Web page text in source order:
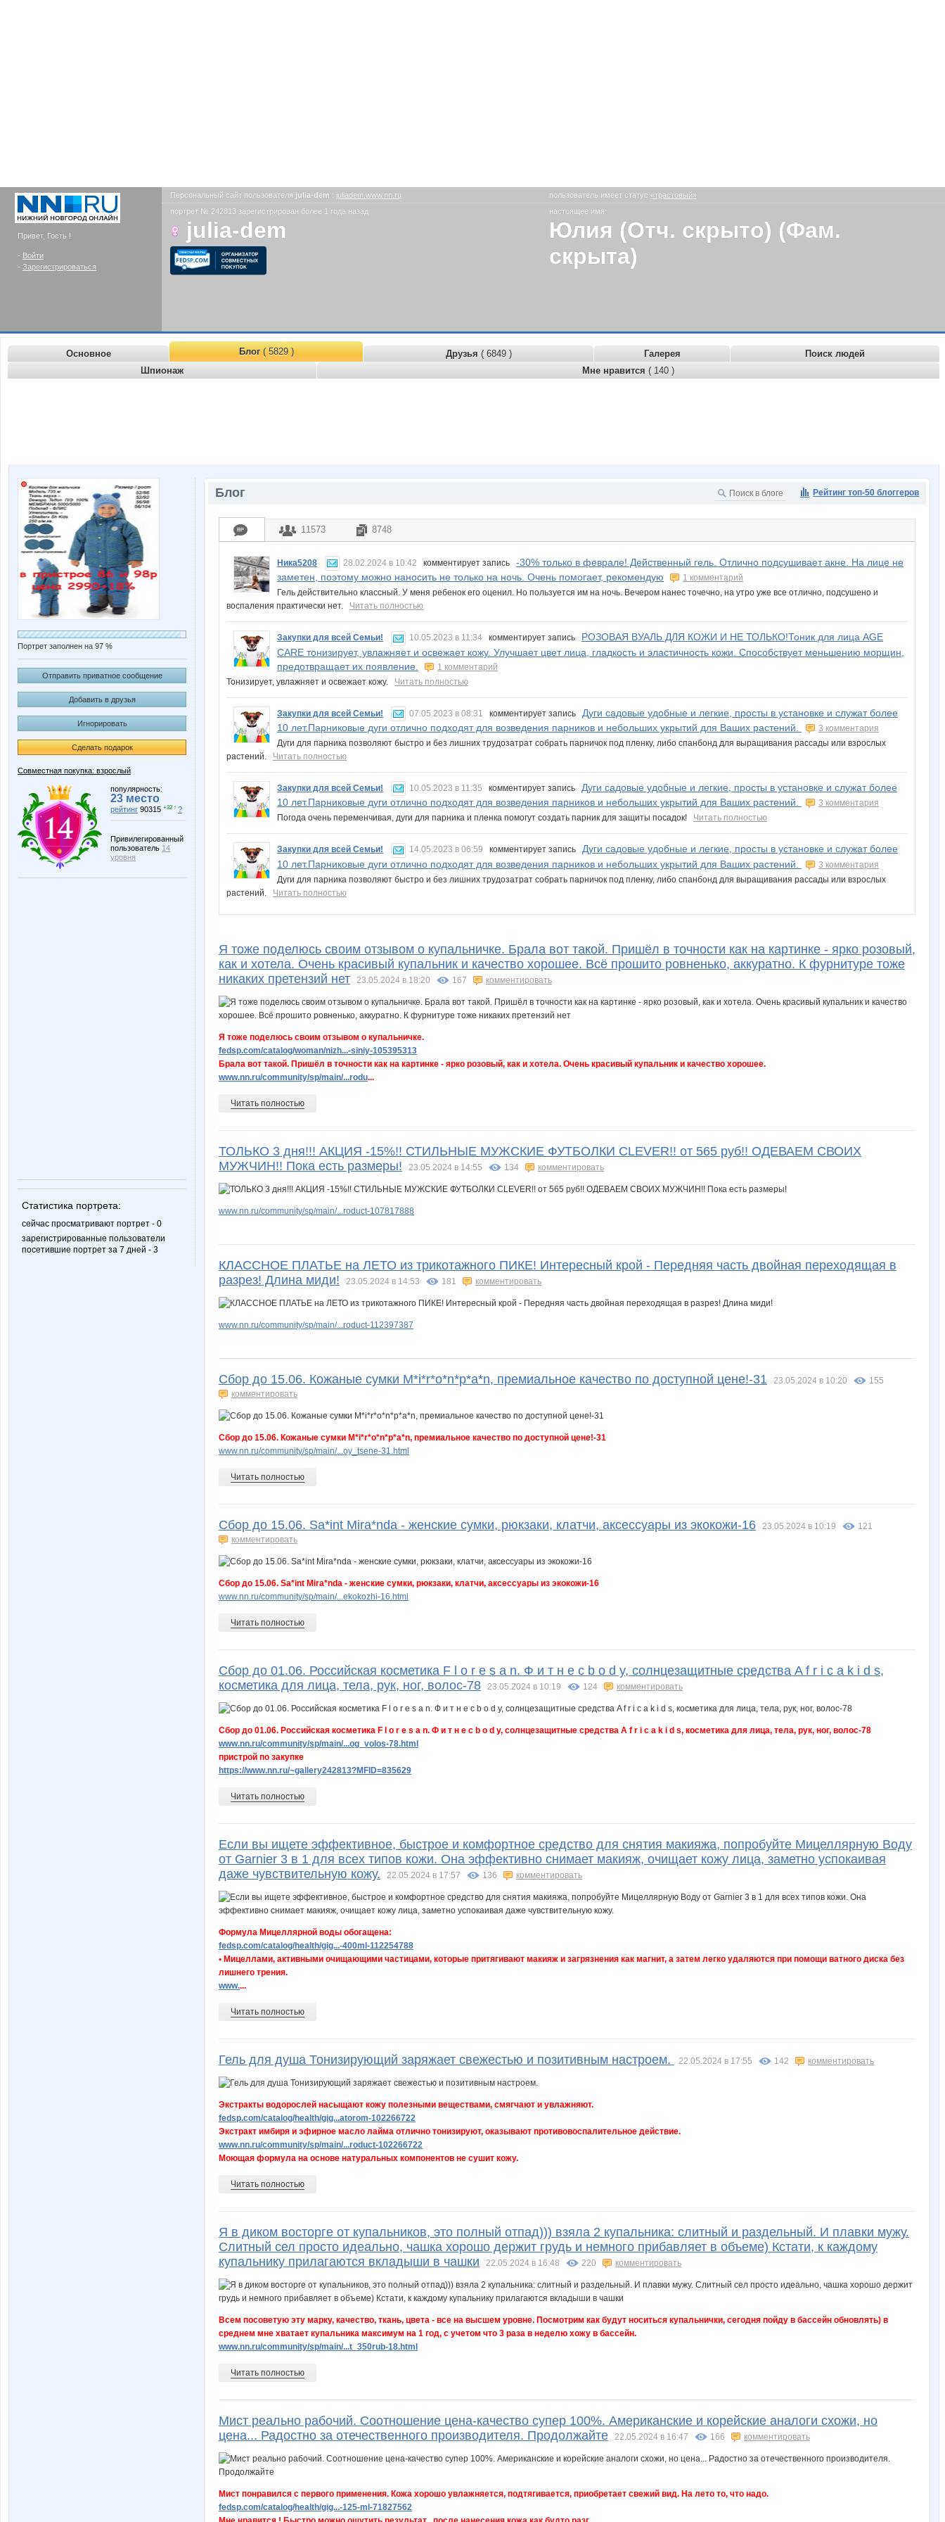
Привет, Гость !
- Войти
- Зарегистрироваться
Персональный сайт пользователя julia-dem : juliadem.www.nn.ru пользователь имеет статус «трастовый»
портрет № 242813 зарегистрирован более 1 года назад
julia-dem
настоящее имя:
Юлия (Отч. скрыто) (Фам.
скрыта)
Основное Блог( 5829 ) Друзья ( 6849 ) Галерея
Поиск людей
Шпионаж
Мне нравится ( 140 )
Портрет заполнен на 97 %
Отправить приватное сообщение
Добавить в друзья
Игнорировать
Сделать подарок
Совместная покупка: взрослый
популярность:
23 место
рейтинг 90315 +32 ↑ ?
Привилегированный
пользователь 14
уровня
Статистика портрета:
сейчас просматривают портрет - 0
зарегистрированные пользователи
посетившие портрет за 7 дней - 3
Рейтинг топ-50 блоггеров
Блог
11573 8748
Ника5208 28.02.2024 в 10:42 комментирует запись -30% только в феврале! Действенный гель. Отлично подсушивает акне. На лице не
заметен, поэтому можно наносить не только на ночь. Очень помогает, рекомендую
1 комментарий
Гель действительно классный. У меня ребенок его оценил. Но пользуется им на ночь. Вечером нанес точечно, на утро уже все отлично, подсушено и
воспаления практически нет. Читать полностью
Закупки для всей Семьи! 10.05.2023 в 11:34 комментирует запись РОЗОВАЯ ВУАЛЬ ДЛЯ КОЖИ И НЕ ТОЛЬКО!Тоник для лица AGE
CARE тонизирует, увлажняет и освежает кожу. Улучшает цвет лица, гладкость и эластичность кожи. Способствует меньшению морщин,
предотвращает их появление.
1 комментарий
Тонизирует, увлажняет и освежает кожу. Читать полностью
Закупки для всей Семьи! 07.05.2023 в 08:31 комментирует запись Дуги садовые удобные и легкие, просты в установке и служат более
10 лет.Парниковые дуги отлично подходят для возведения парников и небольших укрытий для Ваших растений.
3 комментария
Дуги для парника позволяют быстро и без лишних трудозатрат собрать парничок под пленку, либо спанбонд для выращивания рассады или взрослых
растений. Читать полностью
Закупки для всей Семьи! 10.05.2023 в 11:35 комментирует запись Дуги садовые удобные и легкие, просты в установке и служат более
10 лет.Парниковые дуги отлично подходят для возведения парников и небольших укрытий для Ваших растений.
3 комментария
Погода очень переменчивая, дуги для парника и пленка помогут создать парник для защиты посадок! Читать полностью
Закупки для всей Семьи! 14.05.2023 в 06:59 комментирует запись Дуги садовые удобные и легкие, просты в установке и служат более
10 лет.Парниковые дуги отлично подходят для возведения парников и небольших укрытий для Ваших растений.
3 комментария
Дуги для парника позволяют быстро и без лишних трудозатрат собрать парничок под пленку, либо спанбонд для выращивания рассады или взрослых
растений. Читать полностью
Я тоже поделюсь своим отзывом о купальничке. Брала вот такой. Пришёл в точности как на картинке - ярко розовый,
как и хотела. Очень красивый купальник и качество хорошее. Всё прошито ровненько, аккуратно. К фурнитуре тоже
никаких претензий нет
23.05.2024 в 18:20 167 комментировать
Я тоже поделюсь своим отзывом о купальничке.
fedsp.com/catalog/woman/nizh...-siniy-105395313
Брала вот такой. Пришёл в точности как на картинке - ярко розовый, как и хотела. Очень красивый купальник и качество хорошее.
www.nn.ru/community/sp/main/...rodu...
Читать полностью
ТОЛЬКО 3 дня!!! АКЦИЯ -15%!! СТИЛЬНЫЕ МУЖСКИЕ ФУТБОЛКИ CLEVER!! от 565 руб!! ОДЕВАЕМ СВОИХ
МУЖЧИН!! Пока есть размеры!
23.05.2024 в 14:55 134 комментировать
www.nn.ru/community/sp/main/...roduct-107817888
КЛАССНОЕ ПЛАТЬЕ на ЛЕТО из трикотажного ПИКЕ! Интересный крой - Передняя часть двойная переходящая в
разрез! Длина миди!
23.05.2024 в 14:53 181 комментировать
www.nn.ru/community/sp/main/...roduct-112397387
Сбор до 15.06. Кожаные сумки M*i*r*o*n*p*a*n, премиальное качество по доступной цене!-31 23.05.2024 в 10:20
155
комментировать
Сбор до 15.06. Кожаные сумки M*i*r*o*n*p*a*n, премиальное качество по доступной цене!-31
www.nn.ru/community/sp/main/...oy_tsene-31.html
Читать полностью
Сбор до 15.06. Sa*int Mira*nda - женские сумки, рюкзаки, клатчи, аксессуары из экокожи-16 23.05.2024 в 10:19
121
комментировать
Сбор до 15.06. Sa*int Mira*nda - женские сумки, рюкзаки, клатчи, аксессуары из экокожи-16
www.nn.ru/community/sp/main/...ekokozhi-16.html
Читать полностью
Сбор до 01.06. Российская косметика F l o r e s a n. Ф и т н е с b o d y, солнцезащитные средства A f r i c a k i d s,
косметика для лица, тела, рук, ног, волос-78
23.05.2024 в 10:19 124 комментировать
Сбор до 01.06. Российская косметика F l o r e s a n. Ф и т н е с b o d y, солнцезащитные средства A f r i c a k i d s, косметика для лица, тела, рук, ног, волос-78
www.nn.ru/community/sp/main/...og_volos-78.html
пристрой по закупке
https://www.nn.ru/~gallery242813?MFID=835629
Читать полностью
Если вы ищете эффективное, быстрое и комфортное средство для снятия макияжа, попробуйте Мицеллярную Воду
от Garnier 3 в 1 для всех типов кожи. Она эффективно снимает макияж, очищает кожу лица, заметно успокаивая
даже чувствительную кожу.
22.05.2024 в 17:57 136 комментировать
Формула Мицеллярной воды обогащена:
fedsp.com/catalog/health/gig...-400ml-112254788
• Мицеллами, активными очищающими частицами, которые притягивают макияж и загрязнения как магнит, а затем легко удаляются при помощи ватного диска без
лишнего трения.
www....
Читать полностью
Гель для душа Тонизирующий заряжает свежестью и позитивным настроем. 22.05.2024 в 17:55 142 комментировать
Экстракты водорослей насыщают кожу полезными веществами, смягчают и увлажняют.
fedsp.com/catalog/health/gig...atorom-102266722
Экстракт имбиря и эфирное масло лайма отлично тонизируют, оказывают противовоспалительное действие.
www.nn.ru/community/sp/main/...roduct-102266722
Моющая формула на основе натуральных компонентов не сушит кожу.
Читать полностью
Я в диком восторге от купальников, это полный отпад))) взяла 2 купальника: слитный и раздельный. И плавки мужу.
Слитный сел просто идеально, чашка хорошо держит грудь и немного прибавляет в объеме) Кстати, к каждому
купальнику прилагаются вкладыши в чашки
22.05.2024 в 16:48 220 комментировать
Всем посоветую эту марку, качество, ткань, цвета - все на высшем уровне. Посмотрим как будут носиться купальнички, сегодня пойду в бассейн обновлять) в
среднем мне хватает купальника максимум на 1 год, с учетом что 3 раза в неделю хожу в бассейн.
www.nn.ru/community/sp/main/...t_350rub-18.html
Читать полностью
Мист реально рабочий. Соотношение цена-качество супер 100%. Американские и корейские аналоги схожи, но
цена... Радостно за отечественного производителя. Продолжайте
22.05.2024 в 16:47 166 комментировать
Мист понравился с первого применения. Кожа хорошо увлажняется, подтягивается, приобретает свежий вид. На лето то, что надо.
fedsp.com/catalog/health/gig...-125-ml-71827562